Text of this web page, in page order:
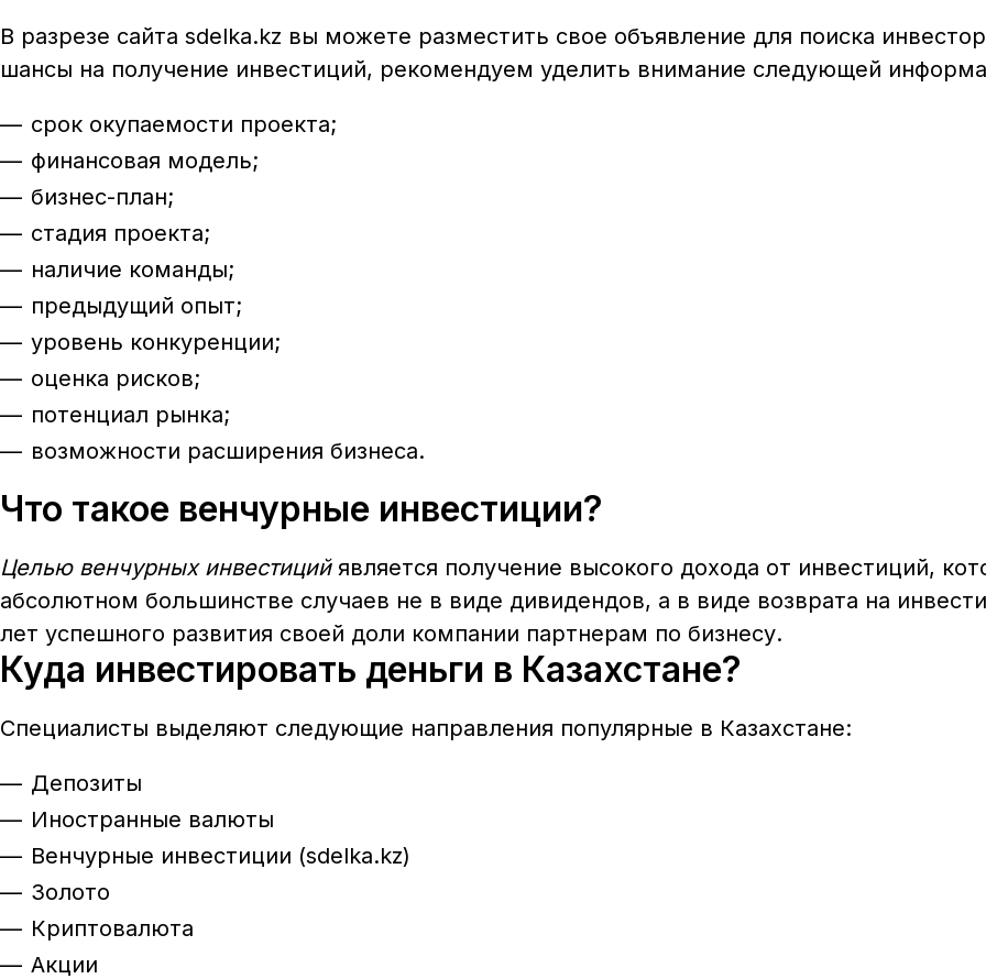
В разрезе сайта sdelka.kz вы можете разместить свое объявление для поиска
шансы на получение инвестиций, рекомендуем уделить внимание следующей
срок окупаемости проекта;
финансовая модель;
бизнес-план;
стадия проекта;
наличие команды;
предыдущий опыт;
уровень конкуренции;
оценка рисков;
потенциал рынка;
возможности расширения бизнеса.
Что такое венчурные инвестиции?
Целью венчурных инвестицийявляется получение высокого дохода от инвестиций,
абсолютном большинстве случаев не в виде дивидендов, а в виде возврата на
лет успешного развития своей доли компании партнерам по бизнесу.
Куда инвестировать деньги в Казахстане?
Специалисты выделяют следующие направления популярные в Казахстане:
Депозиты
Иностранные валюты
Венчурные инвестиции (sdelka.kz)
Золото
Криптовалюта
Акции